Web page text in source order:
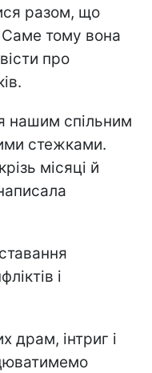
разом, що
тому вона
про
нашим спільним
стежками.
місяці й
і
драм, інтриг і